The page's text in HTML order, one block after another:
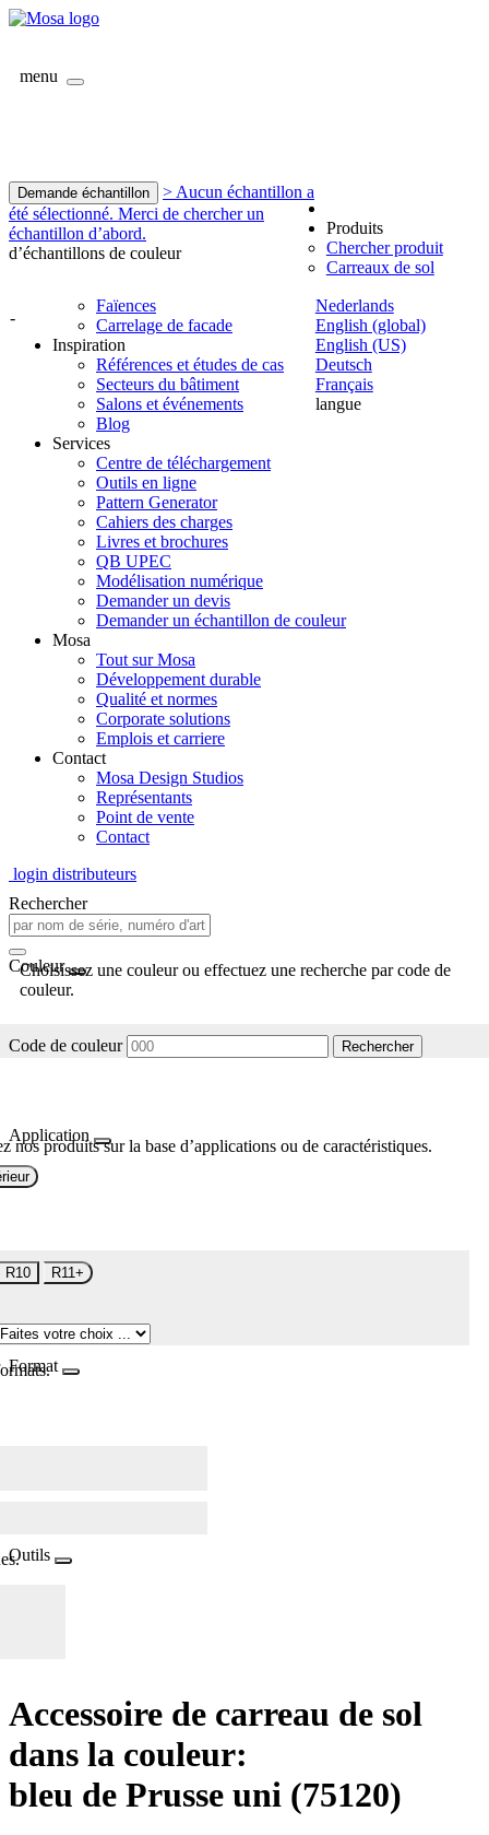
menu
Demande échantillon
> Aucun échantillon a
été sélectionné. Merci de chercher un
échantillon d’abord.
d’échantillons de couleur
-
Nederlands
English (global)
English (US)
Deutsch
Français
langue
Produits
Chercher produit
Carreaux de sol
Faïences
Carrelage de facade
Inspiration
Références et études de cas
Secteurs du bâtiment
Salons et événements
Blog
Services
Centre de téléchargement
Outils en ligne
Pattern Generator
Cahiers des charges
Livres et brochures
QB UPEC
Modélisation numérique
Demander un devis
Demander un échantillon de couleur
Mosa
Tout sur Mosa
Développement durable
Qualité et normes
Corporate solutions
Emplois et carriere
Contact
Mosa Design Studios
Représentants
Point de vente
Contact
login distributeurs
Rechercher
Couleur
Choisissez une couleur ou effectuez une recherche par code de
couleur.
Code de couleur Rechercher
Application
nos produits sur la base d’applications ou de caractéristiques.
R10 R11+
Format
Outils
Accessoire de carreau de sol
dans la couleur:
bleu de Prusse uni (75120)